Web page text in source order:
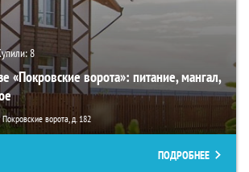
8
«Покровские ворота»: питание, мангал,
ворота, д. 182
ПОДРОБНЕЕ